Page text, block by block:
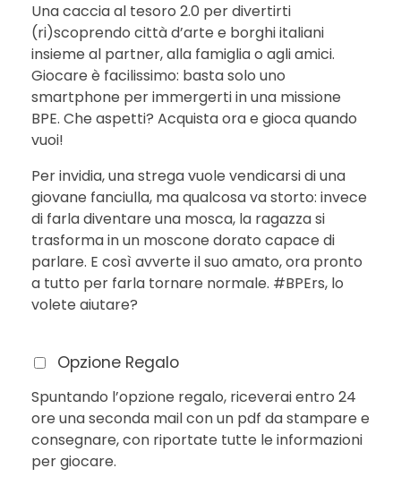
Una caccia al tesoro 2.0 per divertirti
(ri)scoprendo città d’arte e borghi italiani
insieme al partner, alla famiglia o agli amici.
Giocare è facilissimo: basta solo uno
smartphone per immergerti in una missione
BPE. Che aspetti? Acquista ora e gioca quando
vuoi!
Per invidia, una strega vuole vendicarsi di una
giovane fanciulla, ma qualcosa va storto: invece
di farla diventare una mosca, la ragazza si
trasforma in un moscone dorato capace di
parlare. E così avverte il suo amato, ora pronto
a tutto per farla tornare normale. #BPErs, lo
volete aiutare?
Opzione Regalo
Spuntando l’opzione regalo, riceverai entro 24
ore una seconda mail con un pdf da stampare e
consegnare, con riportate tutte le informazioni
per giocare.